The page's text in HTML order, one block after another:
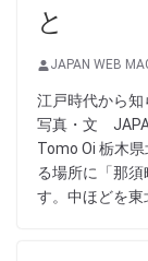
と
JAPAN WEB
江戸時代から
写真・文
Tomo Oi 栃木
る場所に「那
す。中ほどを